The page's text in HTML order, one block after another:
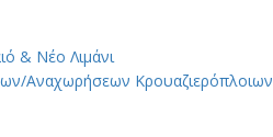
& Νέο Λιμάνι
Αναχωρήσεων Κρουαζιερόπλοιων